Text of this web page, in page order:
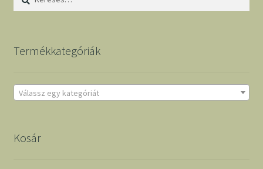
Termékkategóriák
Válassz egy kategóriát
Kosár